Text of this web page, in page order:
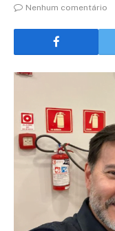
Nenhum comentário